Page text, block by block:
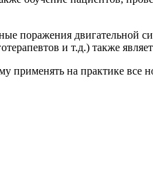
поражения двигательной
и т.д.) также
применять на практике все